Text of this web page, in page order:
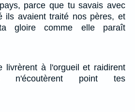
parce que tu savais avec
ils avaient traité nos pères, et
gloire comme elle paraît
livrèrent à l'orgueil et raidirent
point tes